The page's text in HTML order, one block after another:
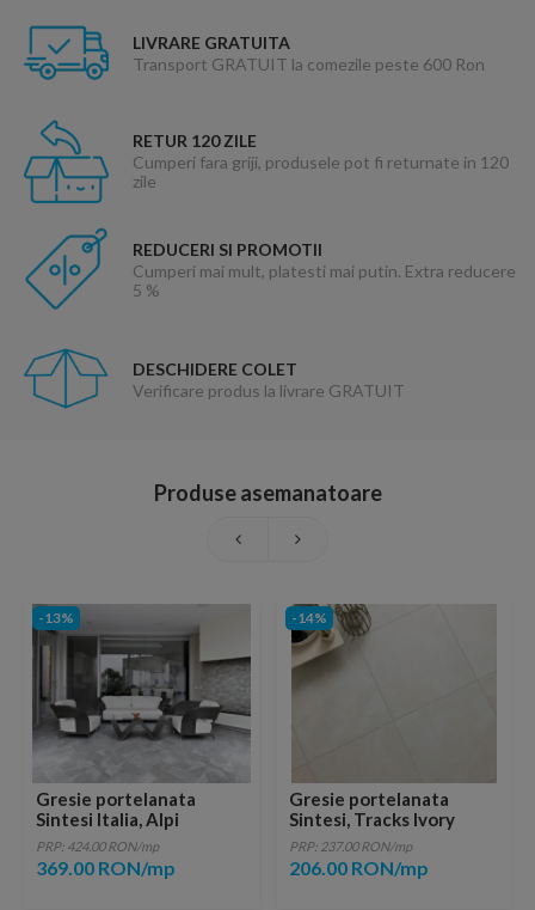
LIVRARE GRATUITA
Transport GRATUIT la comezile peste 600 Ron
RETUR 120 ZILE
Cumperi fara griji, produsele pot fi returnate in 120
zile
REDUCERI SI PROMOTII
Cumperi mai mult, platesti mai putin. Extra reducere
5 %
DESCHIDERE COLET
Verificare produs la livrare GRATUIT
Produse asemanatoare
-13%
Gresie portelanata
Sintesi Italia, Alpi
Muretto Beige 60x20 cm
PRP: 424.00 RON/mp
369.00 RON/mp
-14%
Gresie portelanata
Sintesi, Tracks Ivory
rectificata 60x20 cm
PRP: 237.00 RON/mp
206.00 RON/mp